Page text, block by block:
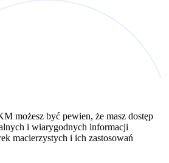
możesz być pewien, że masz dostęp
i wiarygodnych informacji
macierzystych i ich zastosowań